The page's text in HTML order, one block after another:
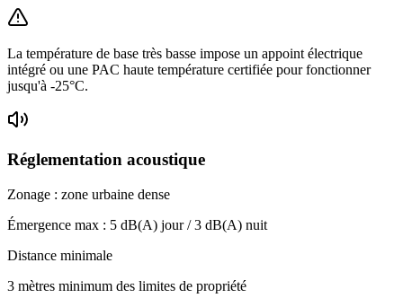
La température de base très basse impose un appoint électrique
intégré ou une PAC haute température certifiée pour fonctionner
jusqu'à -25°C.
Réglementation acoustique
Zonage : zone urbaine dense
Émergence max : 5 dB(A) jour /3 dB(A) nuit
Distance minimale
3 mètres minimum des limites de propriété